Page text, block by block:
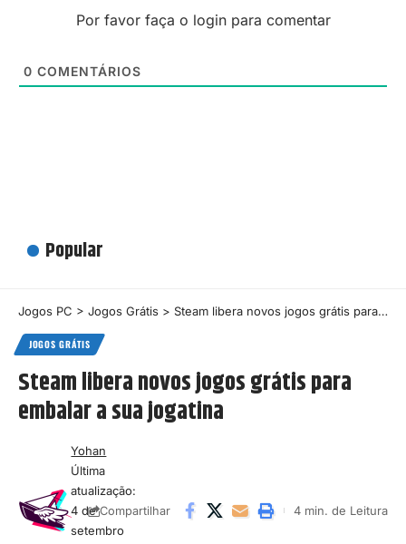
Por favor faça o login para comentar
0 COMENTÁRIOS
Popular
Jogos PC > Jogos Grátis > Steam libera novos jogos grátis para embalar a sua jogatina
JOGOS GRÁTIS
Steam libera novos jogos grátis para
embalar a sua jogatina
Última
atualização:
4 de
setembro
Yohan
Compartilhar 4 min. de Leitura